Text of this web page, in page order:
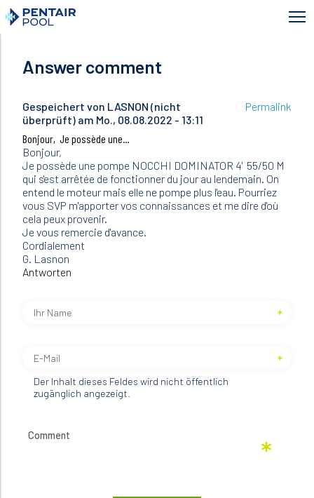
Direkt
zum
Inhalt
Answer comment
Gespeichert von LASNON (nicht
überprüft) am Mo., 08.08.2022 - 13:11
Permalink
Bonjour, Je possède une…
Bonjour,
Je possède une pompe NOCCHI DOMINATOR 4' 55/50 M
qui s'est arrêtée de fonctionner du jour au lendemain. On
entend le moteur mais elle ne pompe plus l'eau. Pourriez
vous SVP m'apporter vos connaissances et me dire d'où
cela peux provenir.
Je vous remercie d'avance.
Cordialement
G. Lasnon
Antworten
Der Inhalt dieses Feldes wird nicht öffentlich
zugänglich angezeigt.